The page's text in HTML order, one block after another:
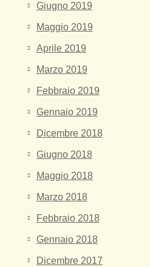
Giugno 2019
Maggio 2019
Aprile 2019
Marzo 2019
Febbraio 2019
Gennaio 2019
Dicembre 2018
Giugno 2018
Maggio 2018
Marzo 2018
Febbraio 2018
Gennaio 2018
Dicembre 2017